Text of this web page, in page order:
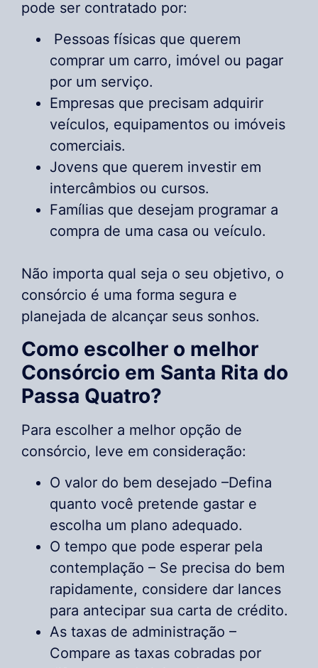
pode ser contratado por:
Pessoas físicas que querem
comprar um carro, imóvel ou pagar
por um serviço.
Empresas que precisam adquirir
veículos, equipamentos ou imóveis
comerciais.
Jovens que querem investir em
intercâmbios ou cursos.
Famílias que desejam programar a
compra de uma casa ou veículo.
Não importa qual seja o seu objetivo, o
consórcio é uma forma segura e
planejada de alcançar seus sonhos.
Como escolher o melhor
Consórcio em Santa Rita do
Passa Quatro?
Para escolher a melhor opção de
consórcio, leve em consideração:
O valor do bem desejado –Defina
quanto você pretende gastar e
escolha um plano adequado.
O tempo que pode esperar pela
contemplação – Se precisa do bem
rapidamente, considere dar lances
para antecipar sua carta de crédito.
As taxas de administração –
Compare as taxas cobradas por